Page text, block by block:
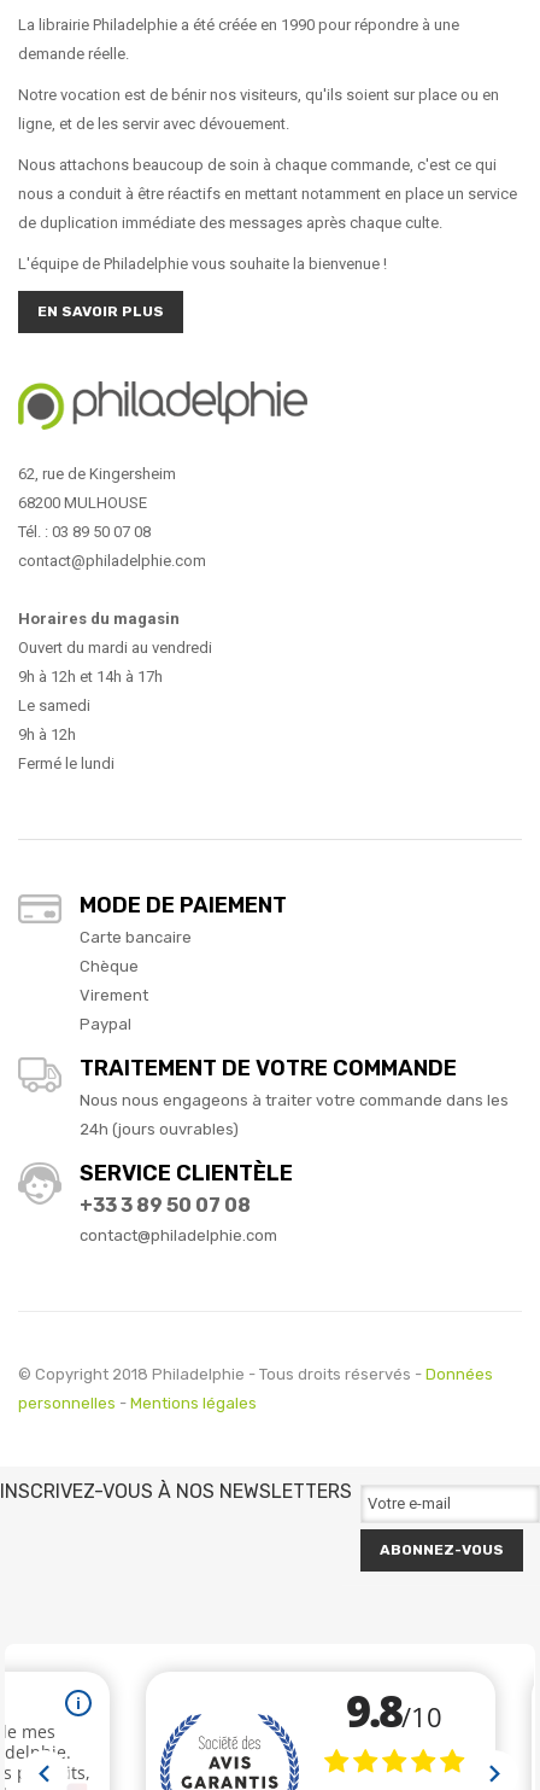
La librairie Philadelphie a été créée en 1990 pour répondre à une
demande réelle.
Notre vocation est de bénir nos visiteurs, qu'ils soient sur place ou en
ligne, et de les servir avec dévouement.
Nous attachons beaucoup de soin à chaque commande, c'est ce qui
nous a conduit à être réactifs en mettant notamment en place un service
de duplication immédiate des messages après chaque culte.
L'équipe de Philadelphie vous souhaite la bienvenue !
EN SAVOIR PLUS
62, rue de Kingersheim
68200 MULHOUSE
Tél. : 03 89 50 07 08
contact@philadelphie.com
Horaires du magasin
Ouvert du mardi au vendredi
9h à 12h et 14h à 17h
Le samedi
9h à 12h
Fermé le lundi
MODE DE PAIEMENT
Carte bancaire
Chèque
Virement
Paypal
TRAITEMENT DE VOTRE COMMANDE
Nous nous engageons à traiter votre commande dans les
24h (jours ouvrables)
SERVICE CLIENTÈLE
+33 3 89 50 07 08
contact@philadelphie.com
© Copyright 2018 Philadelphie - Tous droits réservés - Données
personnelles - Mentions légales
INSCRIVEZ-VOUS À NOS NEWSLETTERS
ABONNEZ-VOUS